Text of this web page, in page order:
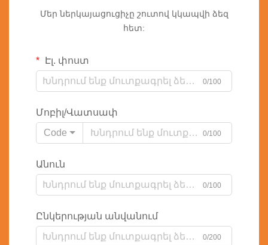
Մեր ներկայացուցիչը շուտով կկապվի ձեզ
հետ:
Էլ. փոստ
0/100
Մոբիլ/Վատսափ
Code
0/100
Անուն
0/100
Ընկերության անվանում
0/200